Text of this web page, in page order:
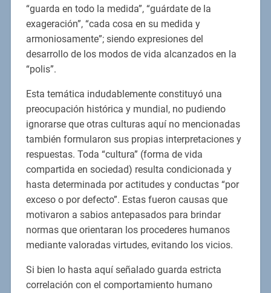
“guarda en todo la medida”, “guárdate de la
exageración”, “cada cosa en su medida y
armoniosamente”; siendo expresiones del
desarrollo de los modos de vida alcanzados en la
“polis”.
Esta temática indudablemente constituyó una
preocupación histórica y mundial, no pudiendo
ignorarse que otras culturas aquí no mencionadas
también formularon sus propias interpretaciones y
respuestas. Toda “cultura” (forma de vida
compartida en sociedad) resulta condicionada y
hasta determinada por actitudes y conductas “por
exceso o por defecto”. Estas fueron causas que
motivaron a sabios antepasados para brindar
normas que orientaran los procederes humanos
mediante valoradas virtudes, evitando los vicios.
Si bien lo hasta aquí señalado guarda estricta
correlación con el comportamiento humano